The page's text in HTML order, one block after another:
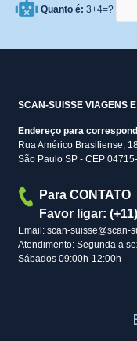
Quanto é: 3+4=?
SCAN-SUISSE VIAGENS
Endereço para
Rua Américo Brasiliense,
São Paulo SP - CEP
Para CONTATO
Favor ligar:
Email: scan-suisse@scan-
Atendimento: Segunda a
Sábados 09:00h-12:00h